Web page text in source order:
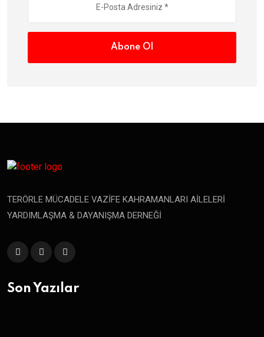
Abone Ol
TERÖRLE MÜCADELE VAZİFE KAHRAMANLARI AİLELERİ
YARDIMLAŞMA & DAYANIŞMA DERNEĞİ
Son Yazılar